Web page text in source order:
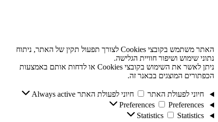
האתר משתמש בקובצי Cookies לצורך תפעול תקין של האתר, ניתוח
נתוני שימוש ושיפור חוויית הגלישה.
ניתן לאשר את השימוש בקובצי Cookies או לדחות אותם באמצעות
הכפתורים המוצגים בבאנר זה.
חיוני לפעולת האתר חיוני לפעולת האתר Always active
Preferences
Preferences
Statistics
Statistics